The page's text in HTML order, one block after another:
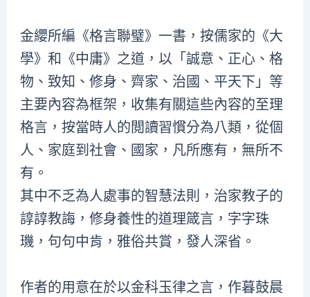
金纓所編《格言聯璧》一書，按儒家的《大
學》和《中庸》之道，以「誠意、正心、格
物、致知、修身、齊家、治國、平天下」等
主要內容為框架，收集有關這些內容的至理
格言，按當時人的閲讀習慣分為八類，從個
人、家庭到社會、國家，凡所應有，無所不
有。
其中不乏為人處事的智慧法則，治家教子的
諄諄教誨，修身養性的道理箴言，字字珠
璣，句句中肯，雅俗共賞，發人深省。
作者的用意在於以金科玉律之言，作暮鼓晨